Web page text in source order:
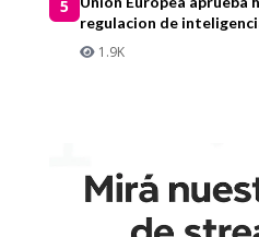
5
regulacion de
1.9K